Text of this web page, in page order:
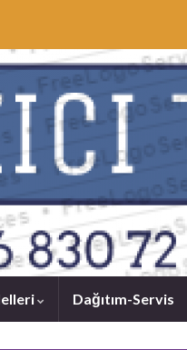
Dağıtım-Servis